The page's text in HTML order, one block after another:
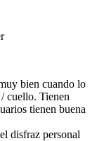
bien cuando lo
cuello. Tienen
tienen buena
disfraz personal